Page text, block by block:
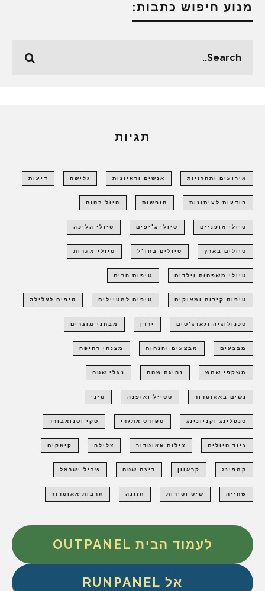
מנוע חיפוש כתבות:
תגיות
אירועים ותחרויות אנשים וראיונות גלישה דיעות
הודעות לעיתונות חופשות טיול בטוח
טיולי אופניים טיולי ג'יפים טיולי הליכה
טיולים בארץ טיולים בחו"ל טיולי מערות
טיולי משפחות וילדים טיפוס הרים
טיפוס קירות ומצוקים טיפים למטיילים טיפים לצלילה
טכנולוגיה וגאדג'טים ירדן מבחני מוצרים
מבצעים מבצעים והנחות מצנחי רחיפה
משקפי שמש נהיגת שטח נעלי שטח
נשים באאוטדור סטייל ואופנה סיני
סנפלינג וקניונינג ספורט אתגרי סקי וסנואבורד
ציוד טיולים צילום אאוטדור צלילה קיאקים
קמפינג קראוון ריצת שטח שביל ישראל
שחייה שיט וסירות תזונה תרבות אאוטדור
לעמוד הבית OUTPANEL
אל RUNPANEL